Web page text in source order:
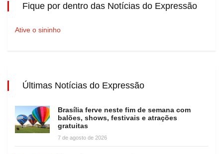
Fique por dentro das Notícias do Expressão
Ative o sininho
Últimas Notícias do Expressão
Brasília ferve neste fim de semana com
balões, shows, festivais e atrações
gratuitas
7 de agosto de 2026